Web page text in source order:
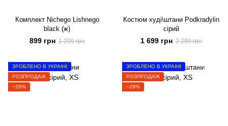
Комплект Nichego Lishnego
black (ж)
899 грн 1 299 грн
Костюм худі\штани Podkradylin
сірий
1 699 грн 2 299 грн
ЗРОБЛЕНО В УКРАЇНІ
РОЗПРОДАЖ
−26%
ЗРОБЛЕНО В УКРАЇНІ
РОЗПРОДАЖ
−29%